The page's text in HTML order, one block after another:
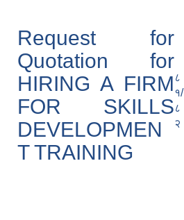
Request for
Quotation for
HIRING A FIRM
FOR SKILLS
DEVELOPMEN
T TRAINING
८
१/
८
२